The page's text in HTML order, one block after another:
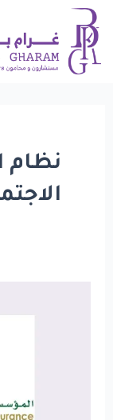
تخطي
إلى
المحتوى
نظام